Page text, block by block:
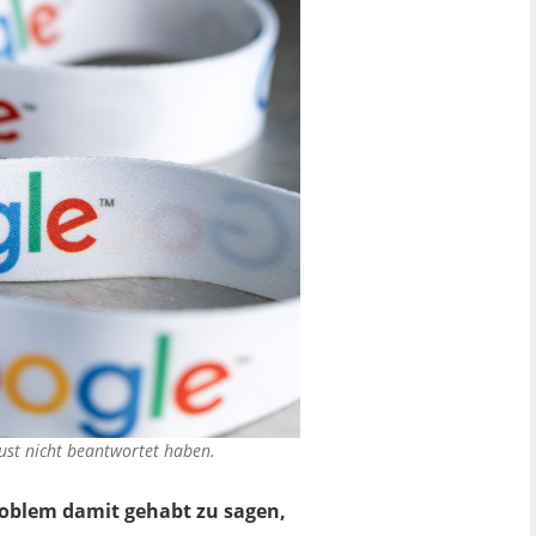
nicht beantwortet haben.
damit gehabt zu sagen,